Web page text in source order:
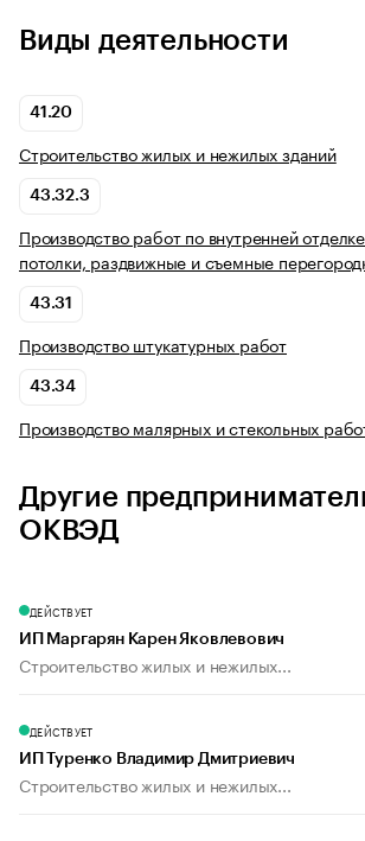
Виды деятельности
41.20
Строительство жилых и нежилых зданий
43.32.3
Производство работ по внутренней
потолки, раздвижные и съемные
43.31
Производство штукатурных работ
43.34
Производство малярных и стекольных
Другие
ОКВЭД
ДЕЙСТВУЕТ
ИП Маргарян Карен Яковлевович
Строительство жилых и нежилых...
ДЕЙСТВУЕТ
ИП Туренко Владимир Дмитриевич
Строительство жилых и нежилых...